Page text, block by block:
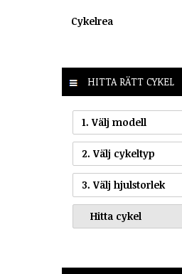
Cykelrea
HITTA RÄTT CYKEL
1. Välj modell
2. Välj cykeltyp
3. Välj hjulstorlek